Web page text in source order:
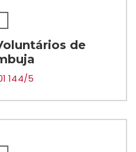
de
144/5